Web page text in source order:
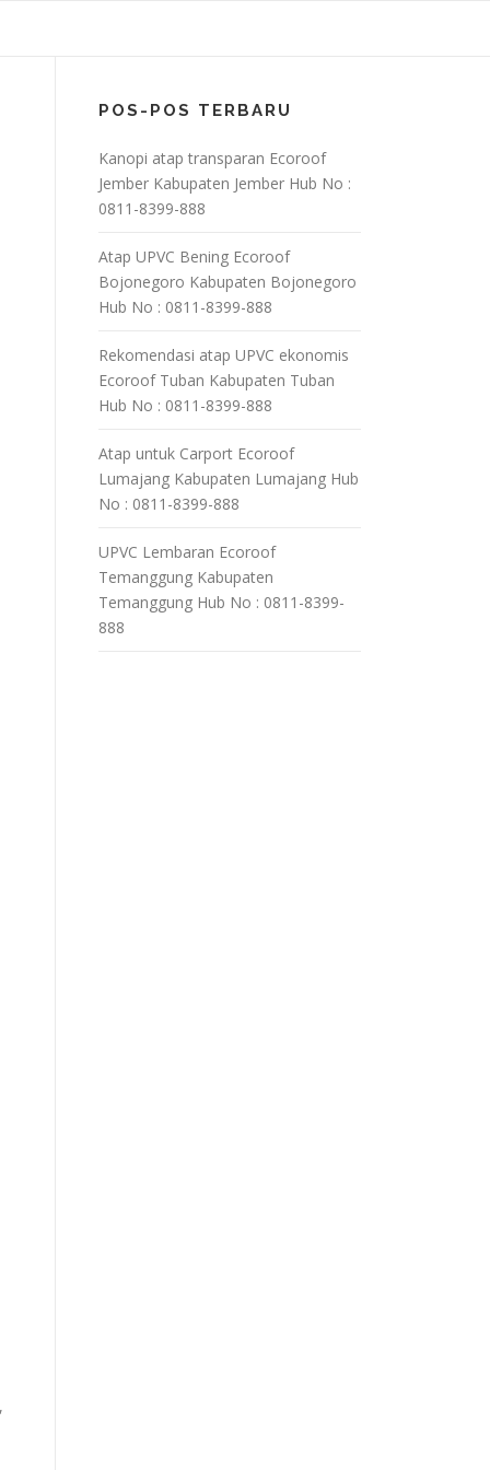
POS-POS TERBARU
Kanopi atap transparan Ecoroof
Jember Kabupaten Jember Hub No :
0811-8399-888
Atap UPVC Bening Ecoroof
Bojonegoro Kabupaten Bojonegoro
Hub No : 0811-8399-888
Rekomendasi atap UPVC ekonomis
Ecoroof Tuban Kabupaten Tuban
Hub No : 0811-8399-888
Atap untuk Carport Ecoroof
Lumajang Kabupaten Lumajang Hub
No : 0811-8399-888
UPVC Lembaran Ecoroof
Temanggung Kabupaten
Temanggung Hub No : 0811-8399-
888